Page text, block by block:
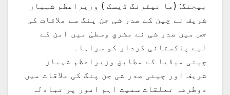
بیجنگ: (ما نیٹرنگ ڈیسک ) وزیراعظم شہباز
شریف نے چین کے صدر شی جن پنگ سے ملاقات کی
جس میں صدر شی نے مشرقِ وسطیٰ میں امن کے
لیے پاکستانی کردار کو سراہا۔
چینی میڈیا کے مطابق وزیراعظم شہباز
شریف اور چینی صدر شی جن پنگ کی ملاقات میں
دوطرفہ تعلقات سمیت اہم امور پر تبادلہ